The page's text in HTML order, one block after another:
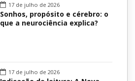
17 de julho de 2026
Sonhos, propósito e cérebro: o
que a neurociência explica?
17 de julho de 2026